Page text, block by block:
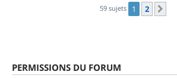
59 sujets 1 2
PERMISSIONS DU FORUM